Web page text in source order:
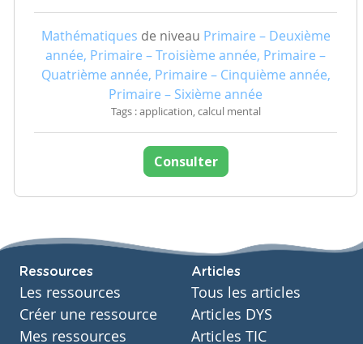
Mathématiques de niveau Primaire – Deuxième
année, Primaire – Troisième année, Primaire –
Quatrième année, Primaire – Cinquième année,
Primaire – Sixième année
Tags : application, calcul mental
Consulter
Ressources
Les ressources
Créer une ressource
Mes ressources
Articles
Tous les articles
Articles DYS
Articles TIC